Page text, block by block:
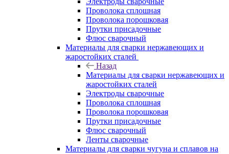
Проволока сплошная
Проволока порошковая
Прутки присадочные
Флюс сварочный
Материалы для сварки нержавеющих и
жаростойких сталей
Назад
Материалы для сварки нержавеющих и
жаростойких сталей
Электроды сварочные
Проволока сплошная
Проволока порошковая
Прутки присадочные
Флюс сварочный
Ленты сварочные
Материалы для сварки чугуна и сплавов на